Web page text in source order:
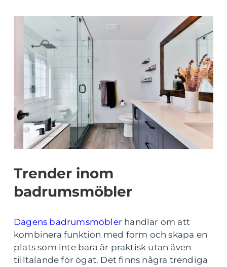
Trender inom
badrumsmöbler
Dagens badrumsmöbler handlar om att
kombinera funktion med form och skapa en
plats som inte bara är praktisk utan även
tilltalande för ögat. Det finns några trendiga